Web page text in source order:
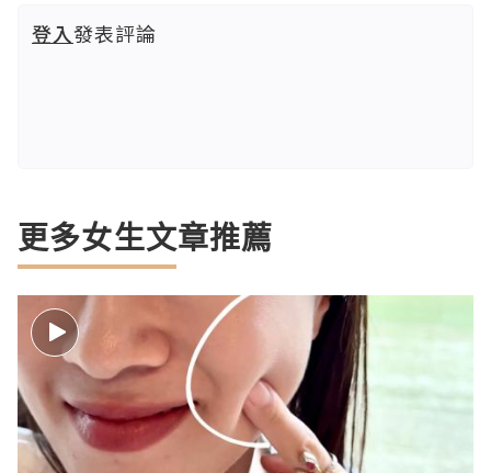
登入發表評論
更多女生文章推薦